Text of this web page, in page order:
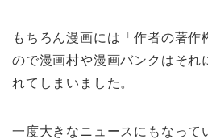
もちろん漫画には「作者の著作
ので漫画村や漫画バンクはそれ
れてしまいました。
一度大きなニュースにもなって